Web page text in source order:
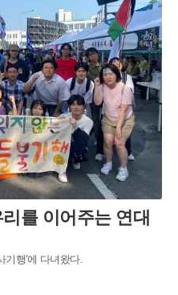
를 이어주는 연대
기행'에 다녀왔다.